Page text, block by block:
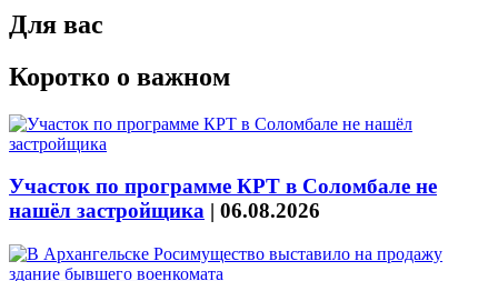
Для вас
Коротко о важном
Участок по программе КРТ в Соломбале не
нашёл застройщика | 06.08.2026